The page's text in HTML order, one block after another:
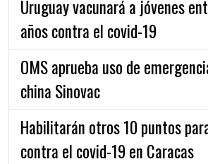
Uruguay vacunará a jóvenes
años contra el covid-19
OMS aprueba uso de
china Sinovac
Habilitarán otros 10 puntos
contra el covid-19 en Caracas